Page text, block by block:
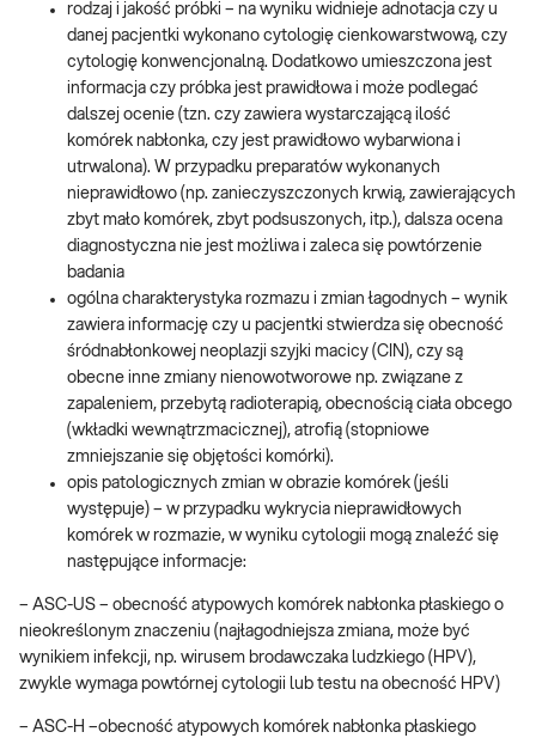
rodzaj i jakość próbki – na wyniku widnieje adnotacja czy u
danej pacjentki wykonano cytologię cienkowarstwową, czy
cytologię konwencjonalną. Dodatkowo umieszczona jest
informacja czy próbka jest prawidłowa i może podlegać
dalszej ocenie (tzn. czy zawiera wystarczającą ilość
komórek nabłonka, czy jest prawidłowo wybarwiona i
utrwalona). W przypadku preparatów wykonanych
nieprawidłowo (np. zanieczyszczonych krwią, zawierających
zbyt mało komórek, zbyt podsuszonych, itp.), dalsza ocena
diagnostyczna nie jest możliwa i zaleca się powtórzenie
badania
ogólna charakterystyka rozmazu i zmian łagodnych – wynik
zawiera informację czy u pacjentki stwierdza się obecność
śródnabłonkowej neoplazji szyjki macicy (CIN), czy są
obecne inne zmiany nienowotworowe np. związane z
zapaleniem, przebytą radioterapią, obecnością ciała obcego
(wkładki wewnątrzmacicznej), atrofią (stopniowe
zmniejszanie się objętości komórki).
opis patologicznych zmian w obrazie komórek (jeśli
występuje) – w przypadku wykrycia nieprawidłowych
komórek w rozmazie, w wyniku cytologii mogą znaleźć się
następujące informacje:
– ASC-US – obecność atypowych komórek nabłonka płaskiego o
nieokreślonym znaczeniu (najłagodniejsza zmiana, może być
wynikiem infekcji, np. wirusem brodawczaka ludzkiego (HPV),
zwykle wymaga powtórnej cytologii lub testu na obecność HPV)
– ASC-H –obecność atypowych komórek nabłonka płaskiego